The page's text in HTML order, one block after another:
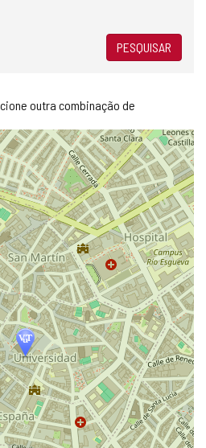
PESQUISAR
outra combinação de